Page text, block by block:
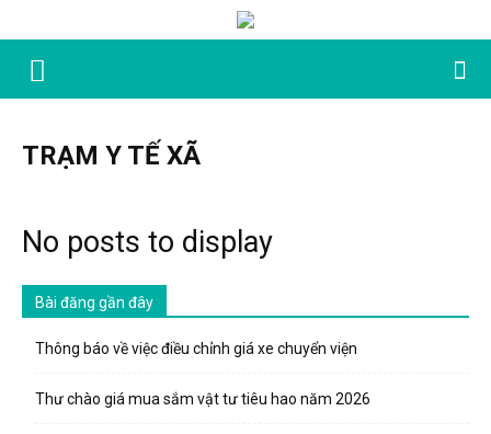
TRẠM Y TẾ XÃ
No posts to display
Bài đăng gần đây
Thông báo về việc điều chỉnh giá xe chuyển viện
Thư chào giá mua sắm vật tư tiêu hao năm 2026